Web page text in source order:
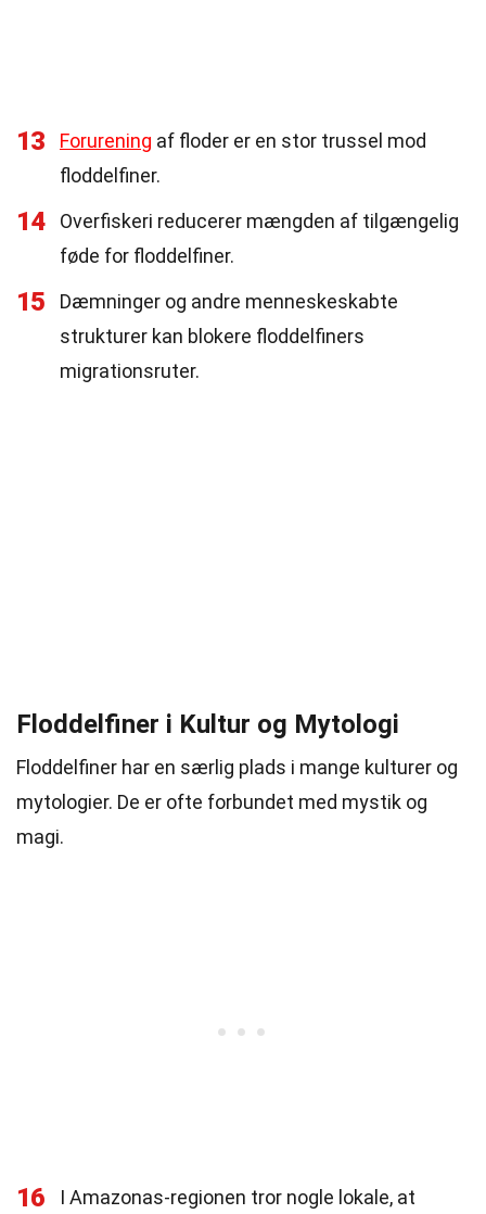
13 Forurening af floder er en stor trussel mod
floddelfiner.
14
Overfiskeri reducerer mængden af tilgængelig
føde for floddelfiner.
15
Dæmninger og andre menneskeskabte
strukturer kan blokere floddelfiners
migrationsruter.
Floddelfiner i Kultur og Mytologi
Floddelfiner har en særlig plads i mange kulturer og
mytologier. De er ofte forbundet med mystik og
magi.
16
I Amazonas-regionen tror nogle lokale, at